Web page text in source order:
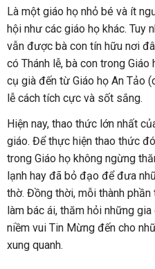
Là một giáo họ nhỏ bé và ít
hội như các giáo họ khác. Tuy
vẫn được bà con tín hữu nơi
có Thánh lễ, bà con trong
cụ già đến từ Giáo họ An Tảo
lễ cách tích cực và sốt sắng.
Hiện nay, thao thức lớn nhất
giáo. Để thực hiện thao thức
trong Giáo họ không ngừng
lạnh hay đã bỏ đạo để đưa
thờ. Đồng thời, mỗi thành
làm bác ái, thăm hỏi những
niềm vui Tin Mừng đến cho
xung quanh.